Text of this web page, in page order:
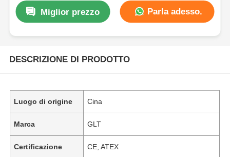
Miglior prezzo Parla adesso.
DESCRIZIONE DI PRODOTTO
Luogo di origine Cina
Marca GLT
Certificazione CE, ATEX